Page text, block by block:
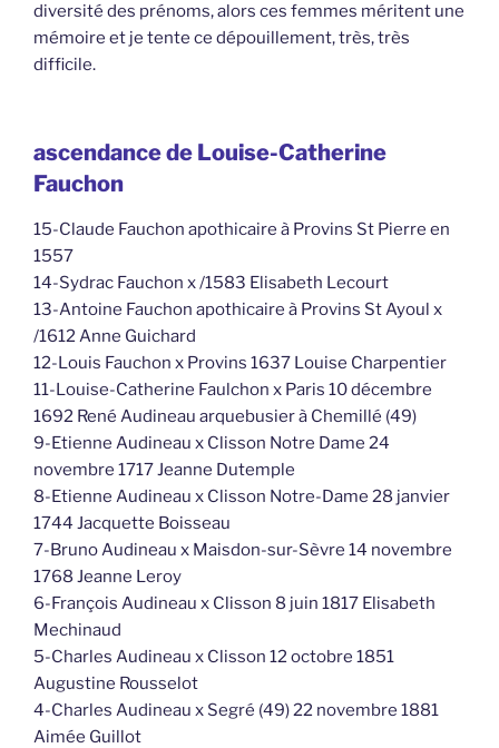
diversité des prénoms, alors ces femmes méritent une
mémoire et je tente ce dépouillement, très, très
difficile.
ascendance de Louise-Catherine
Fauchon
15-Claude Fauchon apothicaire à Provins St Pierre en
1557
14-Sydrac Fauchon x /1583 Elisabeth Lecourt
13-Antoine Fauchon apothicaire à Provins St Ayoul x
/1612 Anne Guichard
12-Louis Fauchon x Provins 1637 Louise Charpentier
11-Louise-Catherine Faulchon x Paris 10 décembre
1692 René Audineau arquebusier à Chemillé (49)
9-Etienne Audineau x Clisson Notre Dame 24
novembre 1717 Jeanne Dutemple
8-Etienne Audineau x Clisson Notre-Dame 28 janvier
1744 Jacquette Boisseau
7-Bruno Audineau x Maisdon-sur-Sèvre 14 novembre
1768 Jeanne Leroy
6-François Audineau x Clisson 8 juin 1817 Elisabeth
Mechinaud
5-Charles Audineau x Clisson 12 octobre 1851
Augustine Rousselot
4-Charles Audineau x Segré (49) 22 novembre 1881
Aimée Guillot